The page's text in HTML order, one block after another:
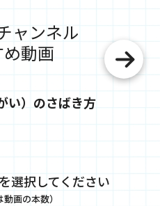
ャンネル
動画
い）のさばき方
選択してください
動画の本数）